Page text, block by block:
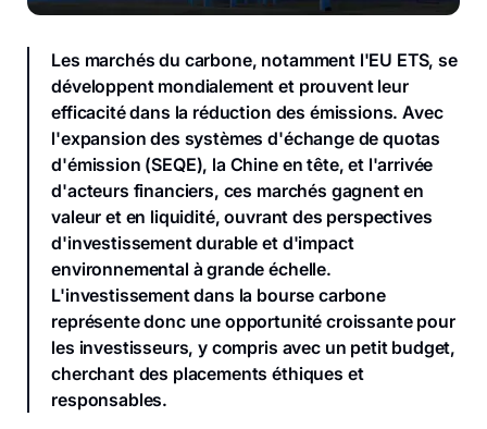
Les marchés du carbone, notamment l'EU ETS, se
développent mondialement et prouvent leur
efficacité dans la réduction des émissions. Avec
l'expansion des systèmes d'échange de quotas
d'émission (SEQE), la Chine en tête, et l'arrivée
d'acteurs financiers, ces marchés gagnent en
valeur et en liquidité, ouvrant des perspectives
d'investissement durable et d'impact
environnemental à grande échelle.
L'investissement dans la bourse carbone
représente donc une opportunité croissante pour
les investisseurs, y compris avec un petit budget,
cherchant des placements éthiques et
responsables.